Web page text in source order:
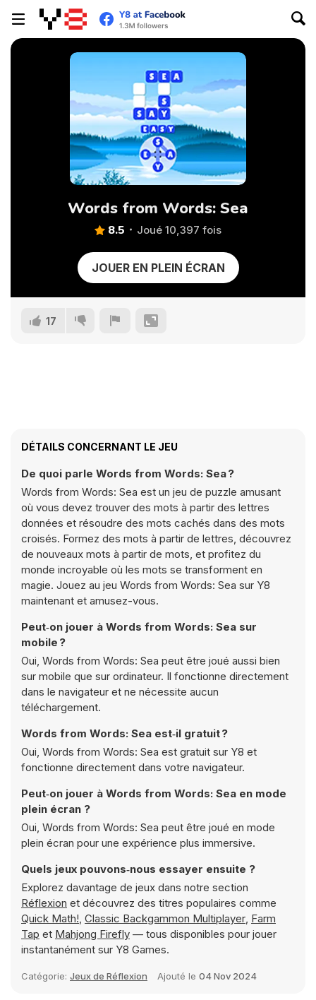
Words from Words: Sea
8.5 Joué 10,397 fois
JOUER EN PLEIN ÉCRAN
17
DÉTAILS CONCERNANT LE JEU
De quoi parle Words from Words: Sea ?
Words from Words: Sea est un jeu de puzzle amusant
où vous devez trouver des mots à partir des lettres
données et résoudre des mots cachés dans des mots
croisés. Formez des mots à partir de lettres, découvrez
de nouveaux mots à partir de mots, et profitez du
monde incroyable où les mots se transforment en
magie. Jouez au jeu Words from Words: Sea sur Y8
maintenant et amusez-vous.
Peut‑on jouer à Words from Words: Sea sur
mobile ?
Oui, Words from Words: Sea peut être joué aussi bien
sur mobile que sur ordinateur. Il fonctionne directement
dans le navigateur et ne nécessite aucun
téléchargement.
Words from Words: Sea est‑il gratuit ?
Oui, Words from Words: Sea est gratuit sur Y8 et
fonctionne directement dans votre navigateur.
Peut‑on jouer à Words from Words: Sea en mode
plein écran ?
Oui, Words from Words: Sea peut être joué en mode
plein écran pour une expérience plus immersive.
Quels jeux pouvons‑nous essayer ensuite ?
Explorez davantage de jeux dans notre section
Réflexion et découvrez des titres populaires comme
Quick Math!, Classic Backgammon Multiplayer, Farm
Tap et Mahjong Firefly — tous disponibles pour jouer
instantanément sur Y8 Games.
Catégorie: Jeux de Réflexion Ajouté le 04 Nov 2024